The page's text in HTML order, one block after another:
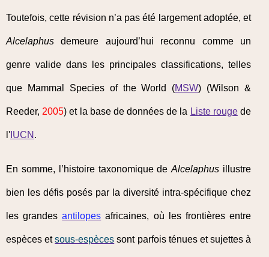
Toutefois, cette révision n’a pas été largement adoptée, et
Alcelaphus demeure aujourd’hui reconnu comme un
genre valide dans les principales classifications, telles
que Mammal Species of the World (MSW) (Wilson &
Reeder, 2005) et la base de données de la Liste rougede
l' IUCN .
En somme, l’histoire taxonomique deAlcelaphus illustre
bien les défis posés par la diversité intra-spécifique chez
les grandesantilopes africaines, où les frontières entre
espèces etsous-espèces sont parfois ténues et sujettes à